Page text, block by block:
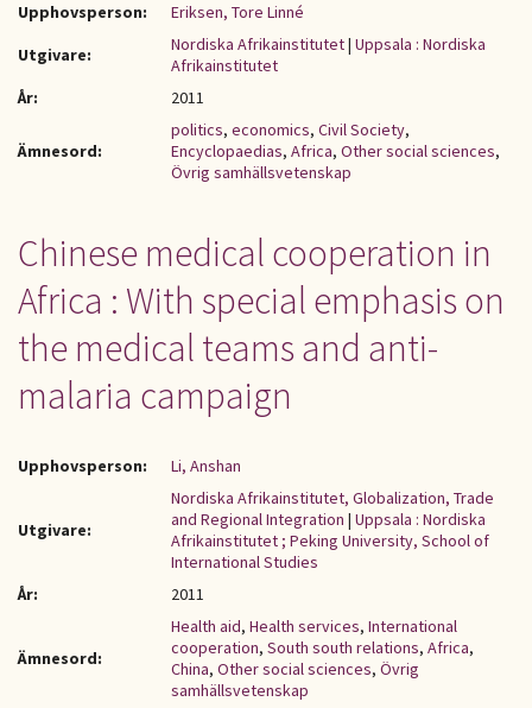
Upphovsperson:
Eriksen, Tore Linné
Utgivare:
Nordiska Afrikainstitutet| Uppsala : Nordiska
Afrikainstitutet
År:
2011
Ämnesord:
politics, economics, Civil Society,
Encyclopaedias, Africa, Other social sciences,
Övrig samhällsvetenskap
Chinese medical cooperation in
Africa : With special emphasis on
the medical teams and anti-
malaria campaign
Upphovsperson: Li, Anshan
Utgivare:
Nordiska Afrikainstitutet, Globalization, Trade
and Regional Integration | Uppsala : Nordiska
Afrikainstitutet ; Peking University, School of
International Studies
År:
2011
Ämnesord:
Health aid, Health services, International
cooperation, South south relations, Africa,
China, Other social sciences, Övrig
samhällsvetenskap